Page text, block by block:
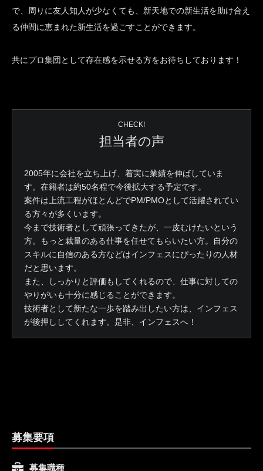
で、周りに友人知人が少なくても、新天地での新生活を助け合え
る仲間に恵まれた新生活を過ごすことができます。
共にプロ集団として存在感を示せる方をお待ちしております！
CHECK!
担当者の声
2005年に会社を立ち上げ、着実に業績を伸ばしていま
す。在籍者は約50名程で今後拡大する予定です。
案件は上流工程がほとんどでPM/PMOとして活躍されてい
る方々が多くいます。
今まで技術者として頑張ってきたが、一皮むけたいという
方。もっと裁量のある仕事を任せてもらいたい方。自分の
スキルに自信のある方などはインフェスにぴったりの人材
だと思います。
また、しっかりと評価もしてくれるので、仕事に対しての
やりがいも十分に感じることができます。
技術者として新たな一歩を踏み出したい方は、インフェス
が後押ししてくれます。是非、インフェスへ！
募集要項
募集職種